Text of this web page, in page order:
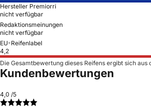
Hersteller Premiorri
nicht verfügbar
Redaktionsmeinungen
nicht verfügbar
EU-Reifenlabel
4,2
Die Gesamtbewertung dieses Reifens ergibt sich
Kundenbewertungen
4,0 /5